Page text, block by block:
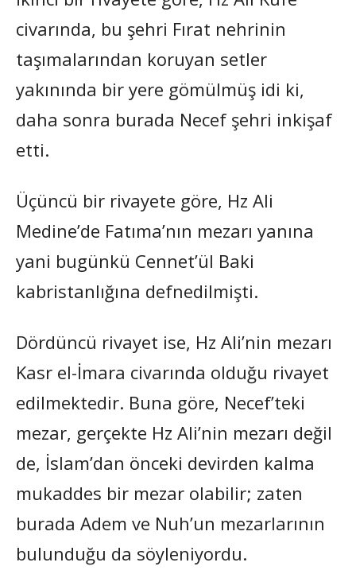
civarında, bu şehri Fırat nehrinin
taşımalarından koruyan setler
yakınında bir yere gömülmüş idi ki,
daha sonra burada Necef şehri inkişaf
etti.
Üçüncü bir rivayete göre, Hz Ali
Medine’de Fatıma’nın mezarı yanına
yani bugünkü Cennet’ül Baki
kabristanlığına defnedilmişti.
Dördüncü rivayet ise, Hz Ali’nin mezarı
Kasr el-İmara civarında olduğu rivayet
edilmektedir. Buna göre, Necef’teki
mezar, gerçekte Hz Ali’nin mezarı değil
de, İslam’dan önceki devirden kalma
mukaddes bir mezar olabilir; zaten
burada Adem ve Nuh’un mezarlarının
bulunduğu da söyleniyordu.